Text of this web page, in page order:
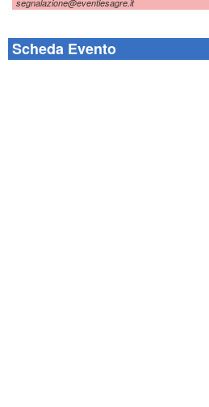
segnalazione@eventiesagre.it
Scheda Evento